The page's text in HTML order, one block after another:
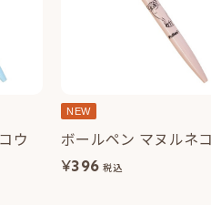
ウ
NEW
ボールペン マヌルネコ
¥396 税込